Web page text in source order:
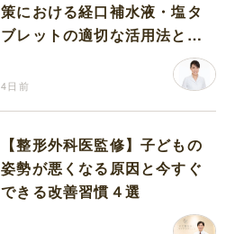
策における経口補水液・塩タ
ブレットの適切な活用法と水
4日前
【整形外科医監修】子どもの
姿勢が悪くなる原因と今すぐ
できる改善習慣４選